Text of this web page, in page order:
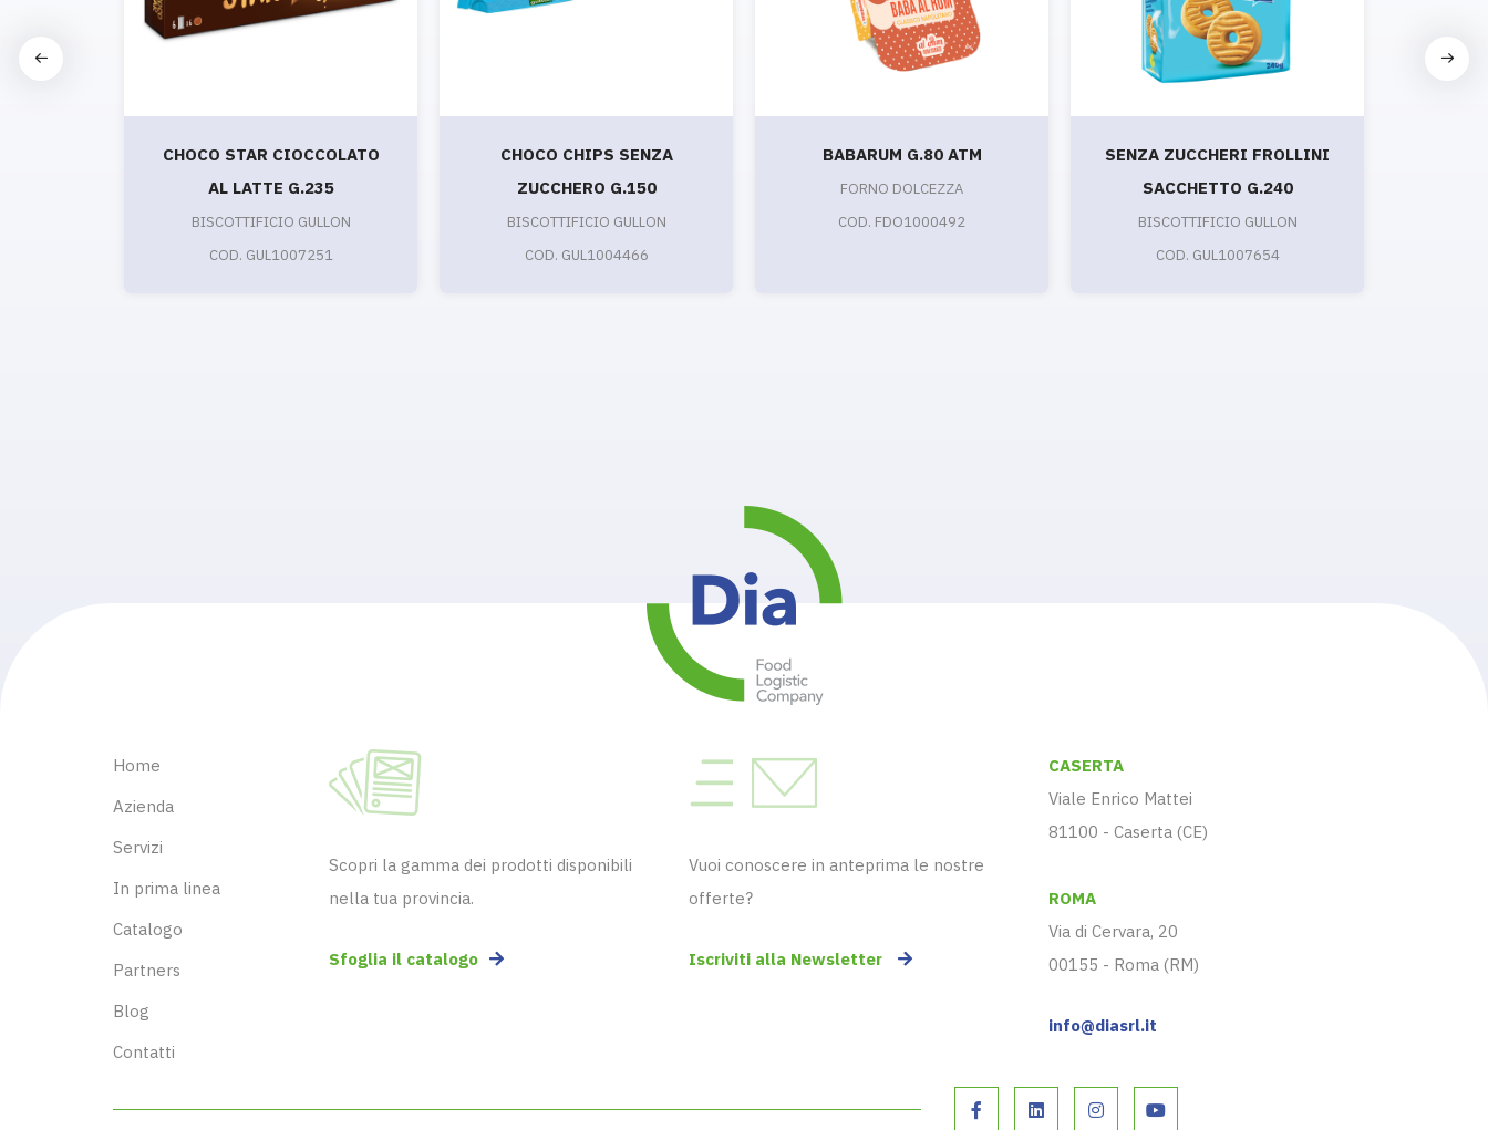
CHOCO STAR CIOCCOLATO
AL LATTE G.235
BISCOTTIFICIO GULLON
COD. GUL1007251
CHOCO CHIPS SENZA
ZUCCHERO G.150
BISCOTTIFICIO GULLON
COD. GUL1004466
BABARUM G.80 ATM
FORNO DOLCEZZA
COD. FDO1000492
SENZA ZUCCHERI FROLLINI
SACCHETTO G.240
BISCOTTIFICIO GULLON
COD. GUL1007654
Home
Azienda
Servizi
In prima linea
Catalogo
Partners
Blog
Contatti
Scopri la gamma dei prodotti disponibili
nella tua provincia.
Sfoglia il catalogo
Vuoi conoscere in anteprima le nostre
offerte?
Iscriviti alla Newsletter
CASERTA
Viale Enrico Mattei
81100 - Caserta (CE)
ROMA
Via di Cervara, 20
00155 - Roma (RM)
info@diasrl.it